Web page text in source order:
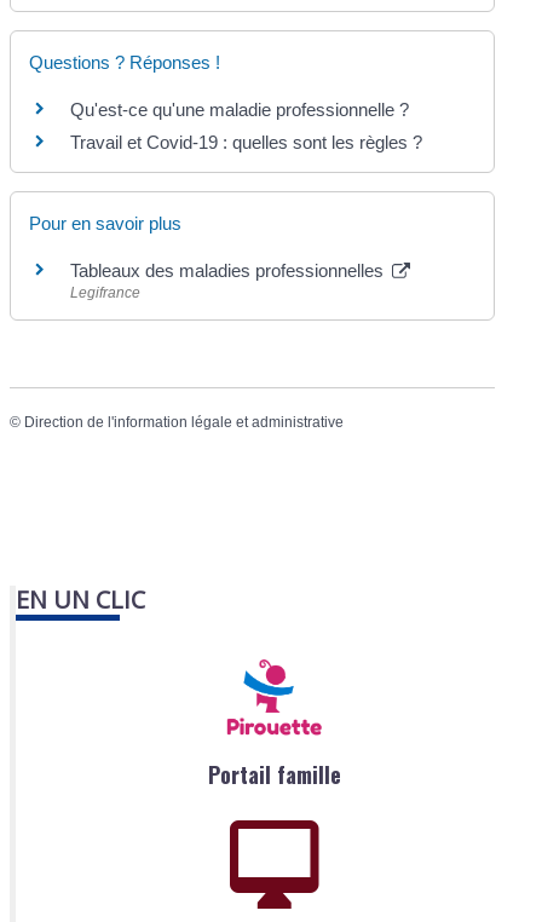
Questions ? Réponses !
Qu'est-ce qu'une maladie professionnelle ?
Travail et Covid-19 : quelles sont les règles ?
Pour en savoir plus
Tableaux des maladies professionnelles
Legifrance
© Direction de l'information légale et administrative
EN UN CLIC
Portail famille